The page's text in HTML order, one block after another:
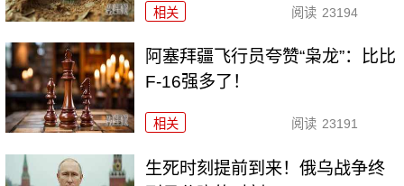
相关 阅读 23194
阿塞拜疆飞行员夸赞“枭龙”：比比
F-16强多了！
相关 阅读 23191
生死时刻提前到来！俄乌战争终